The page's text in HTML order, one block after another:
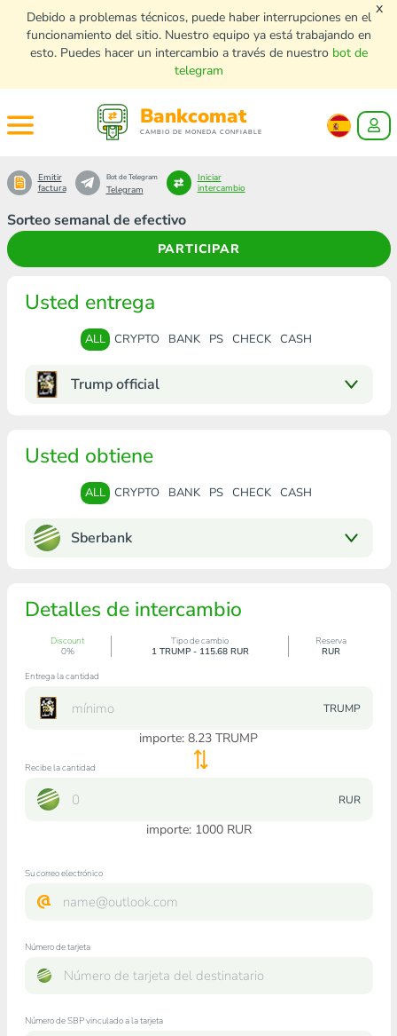
Debido a problemas técnicos, puede haber interrupciones en el
funcionamiento del sitio. Nuestro equipo ya está trabajando en
esto. Puedes hacer un intercambio a través de nuestro bot de
telegram
x
Bankcomat
CAMBIO DE MONEDA CONFIABLE
Sorteo semanal de efectivo
PARTICIPAR
Emitir
factura
Bot de Telegram
Telegram
Iniciar
intercambio
Usted entrega
ALL CRYPTO BANK PS CHECK CASH
Trump official
Usted obtiene
ALL CRYPTO BANK PS CHECK CASH
Sberbank
Detalles de intercambio
Discount
0%
Tipo de cambio
1 TRUMP - 115.68 RUR
Reserva
RUR
Entrega la cantidad
TRUMP
importe: 8.23 TRUMP
Recibe la cantidad
RUR
importe: 1000RUR
Su correo electrónico
Número de tarjeta
Número de SBP vinculado a la tarjeta